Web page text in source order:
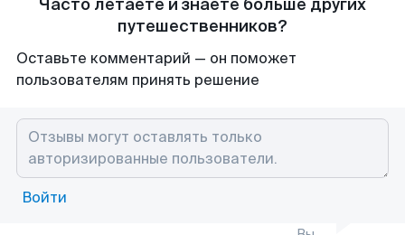
Часто летаете и знаете больше других
путешественников?
Оставьте комментарий — он поможет
пользователям принять решение
Войти